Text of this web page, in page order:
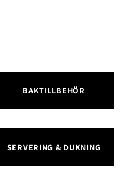
BAKTILLBEHÖR
SERVERING & DUKNING